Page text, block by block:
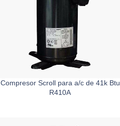
Compresor Scroll para a/c de 41k Btu
R410A